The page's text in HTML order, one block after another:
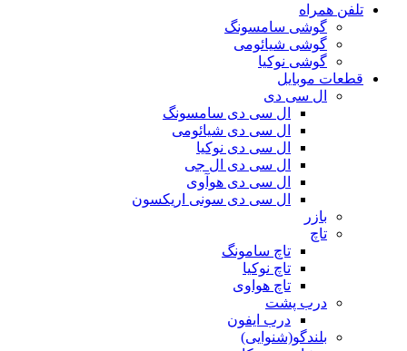
تلفن همراه
گوشی سامسونگ
گوشی شیائومی
گوشی نوکیا
قطعات موبایل
ال سی دی
ال سی دی سامسونگ
ال سی دی شیائومی
ال سی دی نوکیا
ال سی دی ال جی
ال سی دی هوآوی
ال سی دی سونی اریکسون
بازر
تاچ
تاچ سامونگ
تاچ نوکیا
تاچ هواوی
درب پشت
درب ایفون
بلندگو(شنوایی)